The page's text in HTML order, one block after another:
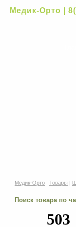
Медик-Орто |
Медик-Орто | Товары |
Поиск товара по